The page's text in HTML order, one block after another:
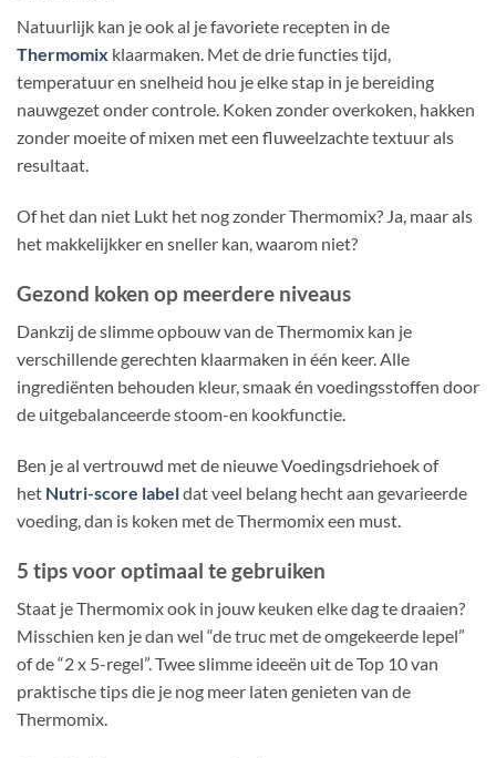
Natuurlijk kan je ook al je favoriete recepten in de
Thermomix klaarmaken. Met de drie functies tijd,
temperatuur en snelheid hou je elke stap in je bereiding
nauwgezet onder controle. Koken zonder overkoken, hakken
zonder moeite of mixen met een fluweelzachte textuur als
resultaat.
Of het dan niet Lukt het nog zonder Thermomix? Ja, maar als
het makkelijkker en sneller kan, waarom niet?
Gezond koken op meerdere niveaus
Dankzij de slimme opbouw van de Thermomix kan je
verschillende gerechten klaarmaken in één keer. Alle
ingrediënten behouden kleur, smaak én voedingsstoffen door
de uitgebalanceerde stoom-en kookfunctie.
Ben je al vertrouwd met de nieuwe Voedingsdriehoek of
het Nutri-score labeldat veel belang hecht aan gevarieerde
voeding, dan is koken met de Thermomix een must.
5 tips voor optimaal te gebruiken
Staat je Thermomix ook in jouw keuken elke dag te draaien?
Misschien ken je dan wel “de truc met de omgekeerde lepel”
of de “2 x 5-regel”. Twee slimme ideeën uit de Top 10 van
praktische tips die je nog meer laten genieten van de
Thermomix.